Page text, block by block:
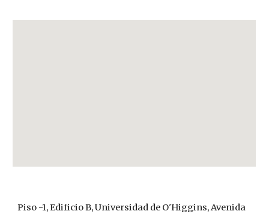
Piso -1, Edificio B, Universidad de O'Higgins, Avenida